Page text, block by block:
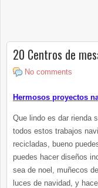
20 Centros de
No comments
Hermosos proyectos
Que lindo es dar rienda
todos estos trabajos
recicladas, bueno
puedes hacer diseños
sea de noel, muñecos
luces de navidad, y